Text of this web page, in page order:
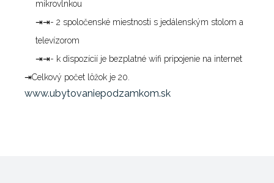
mikrovlnkou
⇥⇥- 2 spoločenské miestnosti s jedálenským stolom a
televízorom
⇥⇥- k dispozícií je bezplatné wifi pripojenie na internet
⇥Celkový počet lôžok je 20.
www.ubytovaniepodzamkom.sk